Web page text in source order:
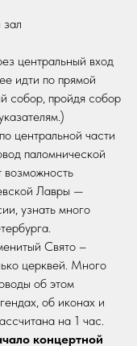
центральный вход
идти по прямой
собор, пройдя собор
центральной части
паломнической
возможность
Лавры —
узнать много
Свято –
церквей. Много
об этом
об иконах и
на 1 час.
концертной